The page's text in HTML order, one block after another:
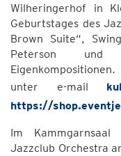
Wilheringerhof in
Geburtstages des
Brown Suite“,
Peterson und
unter e-mail
https://
Im
Jazzclub Orchestra